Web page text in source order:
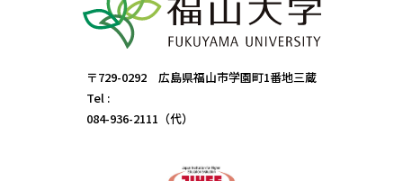
〒729-0292 広島県福山市学園町1番地三蔵
Tel :
084-936-2111（代）